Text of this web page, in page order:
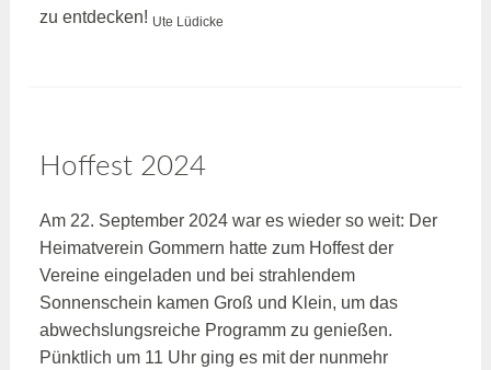
zu entdecken! Ute Lüdicke
Hoffest 2024
Am 22. September 2024 war es wieder so weit: Der
Heimatverein Gommern hatte zum Hoffest der
Vereine eingeladen und bei strahlendem
Sonnenschein kamen Groß und Klein, um das
abwechslungsreiche Programm zu genießen.
Pünktlich um 11 Uhr ging es mit der nunmehr